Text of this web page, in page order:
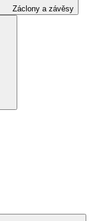
Záclony a závěsy